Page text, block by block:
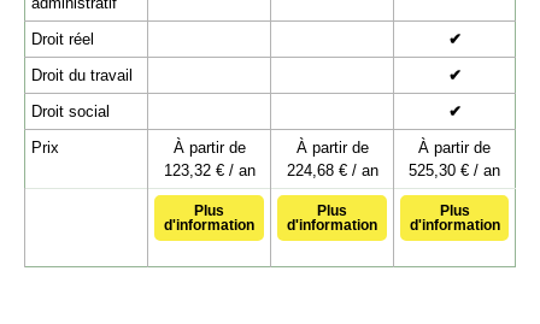
Droit réel
✔
Droit du travail
✔
Droit social
✔
Prix
À partir de
123,32 € / an
À partir de
224,68 € / an
À partir de
525,30 € / an
Plus
d'information
Plus
d'information
Plus
d'information